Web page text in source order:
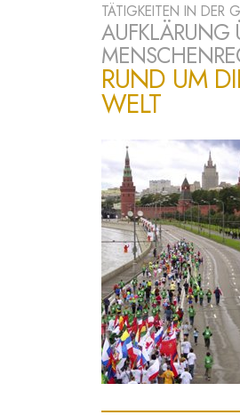
TÄTIGKEITEN IN DER
AUFKLÄRUNG
RUND UM
WELT